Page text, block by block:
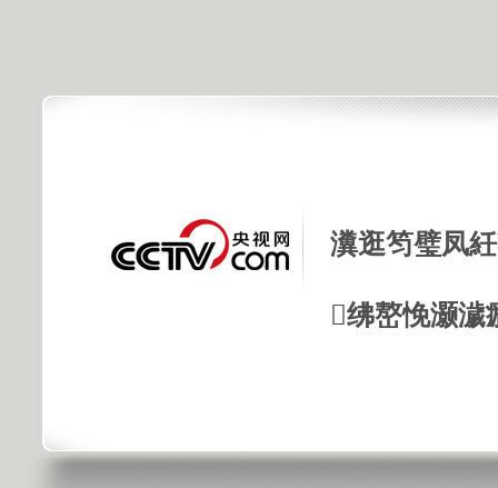
瀵逛笉璧凤
绋嶅悗灏